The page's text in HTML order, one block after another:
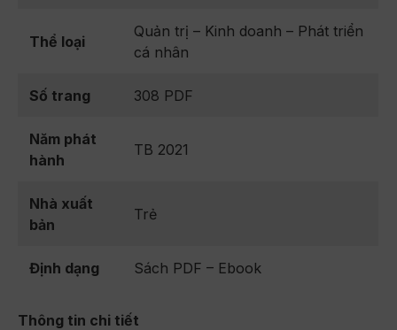
Thể loại
Quản trị – Kinh doanh – Phát triển
cá nhân
Số trang 308 PDF
Năm phát
hành
TB 2021
Nhà xuất
bản
Trẻ
Định dạng Sách PDF – Ebook
Thông tin chi tiết